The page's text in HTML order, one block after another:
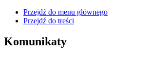
Przejdź do menu głównego
Przejdź do treści
Komunikaty